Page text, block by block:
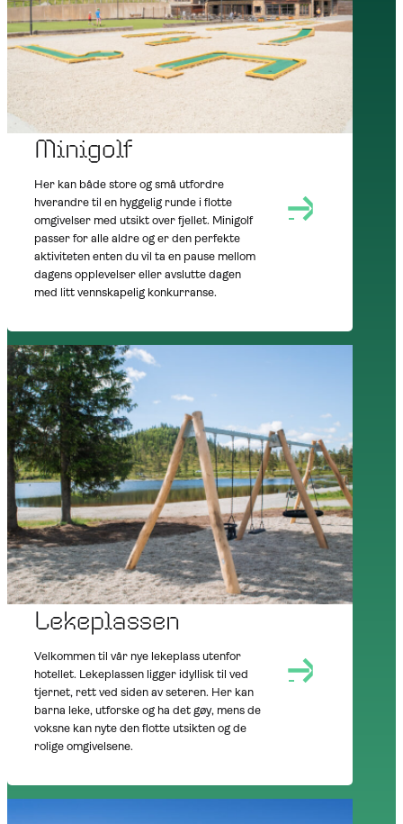
AT NOREFJELL OUTDOORS
Minigolf
Her kan både store og små utfordre
hverandre til en hyggelig runde i flotte
omgivelser med utsikt over fjellet. Minigolf
passer for alle aldre og er den perfekte
aktiviteten enten du vil ta en pause mellom
dagens opplevelser eller avslutte dagen
med litt vennskapelig konkurranse.
AT NOREFJELL SUMMER OUTDOORS
Lekeplassen
Velkommen til vår nye lekeplass utenfor
hotellet. Lekeplassen ligger idyllisk til ved
tjernet, rett ved siden av seteren. Her kan
barna leke, utforske og ha det gøy, mens de
voksne kan nyte den flotte utsikten og de
rolige omgivelsene.